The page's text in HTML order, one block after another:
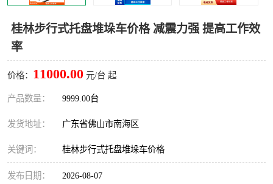
桂林步行式托盘堆垛车价格 减震力强 提高工作效
率
价格： 11000.00 元/台 起
产品数量： 9999.00台
发货地址： 广东省佛山市南海区
关键词： 桂林步行式托盘堆垛车价格
发布日期： 2026-08-07